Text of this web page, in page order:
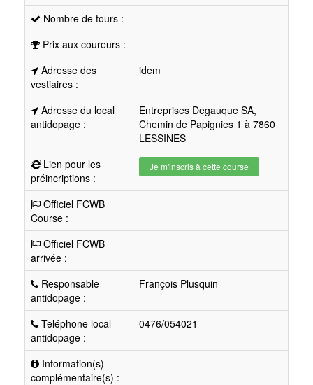
Nombre de tours :
Prix aux coureurs :
Adresse des
vestiaires :
idem
Adresse du local
antidopage :
Entreprises Degauque SA,
Chemin de Papignies 1 à 7860
LESSINES
Lien pour les
préincriptions :
Je m'inscris à cette course
Officiel FCWB
Course :
Officiel FCWB
arrivée :
Responsable
antidopage :
François Plusquin
Teléphone local
antidopage :
0476/054021
Information(s)
complémentaire(s) :